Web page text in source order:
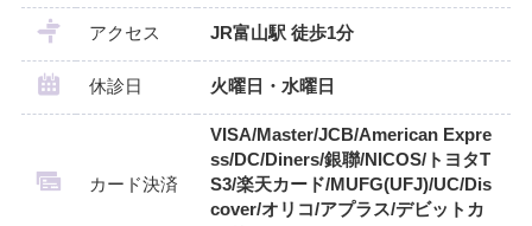
アクセス JR富山駅 徒歩1分
休診日 火曜日・水曜日
カード決済
VISA/Master/JCB/American Expre
ss/DC/Diners/銀聯/NICOS/トヨタT
S3/楽天カード/MUFG(UFJ)/UC/Dis
cover/オリコ/アプラス/デビットカ